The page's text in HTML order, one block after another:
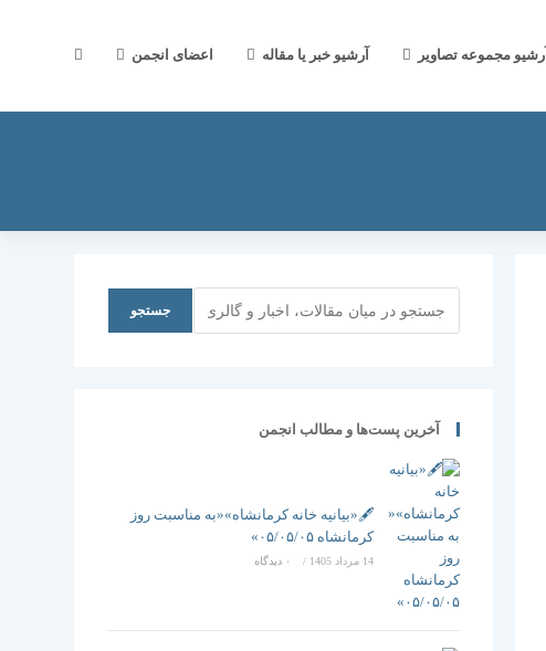
آرشیو مجموعه تصاویر آرشیو خبر یا مقاله اعضای انجمن جستجوی
جستجو
آخرین پست‌ها و مطالب انجمن
🖋️«بیانیه خانه کرمانشاه»«به مناسبت روز
کرمانشاه ۰۵/۰۵/۰۵»
14 مرداد 1405 / ۰ دیدگاه